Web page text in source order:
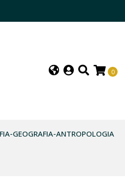
0
GEOGRAFIA-ANTROPOLOGIA